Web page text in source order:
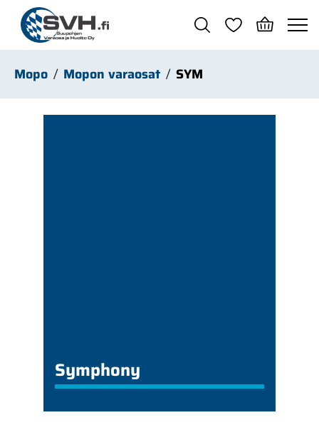
Siirry pääsisältöön
Mopo Mopon varaosat SYM
Symphony